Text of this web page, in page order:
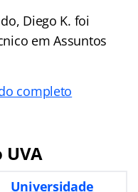
Diego K. foi
em Assuntos
completo
UVA
Universidade